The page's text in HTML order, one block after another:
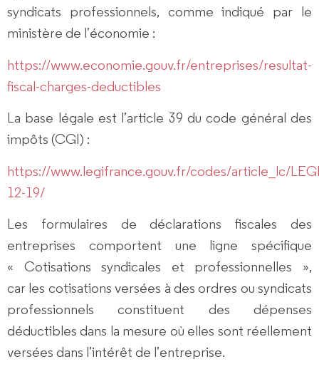
syndicats professionnels, comme indiqué par le
ministère de l’économie :
https://www.economie.gouv.fr/entreprises/resultat-
fiscal-charges-deductibles
La base légale est l’article 39 du code général des
impôts (CGI) :
https://www.legifrance.gouv.fr/codes/article_lc/
12-19/
Les formulaires de déclarations fiscales des
entreprises comportent une ligne spécifique
« Cotisations syndicales et professionnelles »,
car les cotisations versées à des ordres ou syndicats
professionnels constituent des dépenses
déductibles dans la mesure où elles sont réellement
versées dans l’intérêt de l’entreprise.